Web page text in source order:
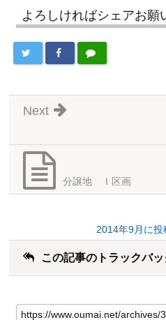
よろしければシェアお願
Next
分譲地 Ｉ区画
2014年9月に
この記事のトラックバ